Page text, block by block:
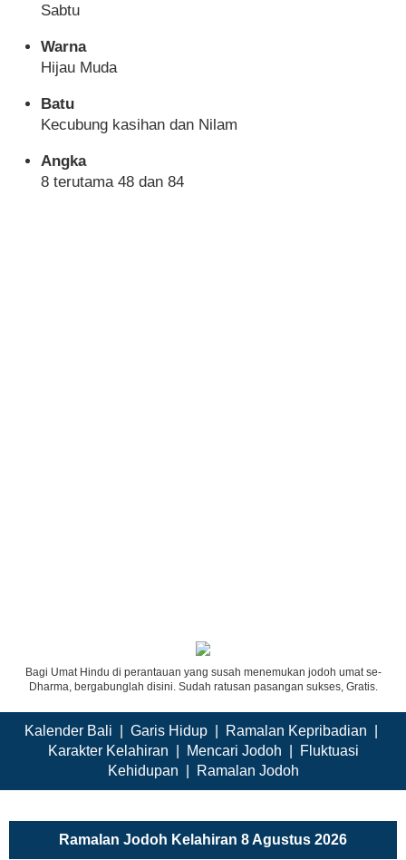
Sabtu
Warna
Hijau Muda
Batu
Kecubung kasihan dan Nilam
Angka
8 terutama 48 dan 84
Bagi Umat Hindu di perantauan yang susah menemukan jodoh umat se-
Dharma, bergabunglah disini. Sudah ratusan pasangan sukses, Gratis.
Kalender Bali Garis Hidup Ramalan Kepribadian
Karakter Kelahiran
Mencari Jodoh
Fluktuasi
Kehidupan
Ramalan Jodoh
Ramalan Jodoh Kelahiran 8 Agustus 2026